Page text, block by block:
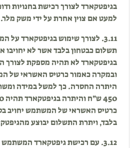
בגיפטקארד לצורך רכישת בחנויות
למעט אם צוין אחרת על ידי משק מלר.
3.11. לצורך שימוש בגיפטקארד על
תשלום כבטחון בלבד אשר לא
בגיפטקארד לא תהיה מספקת לצורך
ובמקרה כאמור כרטיס האשראי של
היתרה החסרה. כך למשל במידה
בלבד, ויתרת התשלום יבוצע
3.12. עם רכישת גיפטקארד